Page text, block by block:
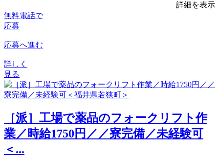
詳細を表示
無料電話で
応募
応募へ進む
詳しく
見る
［派］工場で薬品のフォークリフト作
業／時給1750円／／寮完備／未経験可
＜...